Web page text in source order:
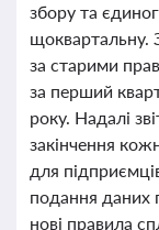
збору та
щоквартальну.
за старими
за перший
року. Надалі
закінчення
для
подання даних
нові правила